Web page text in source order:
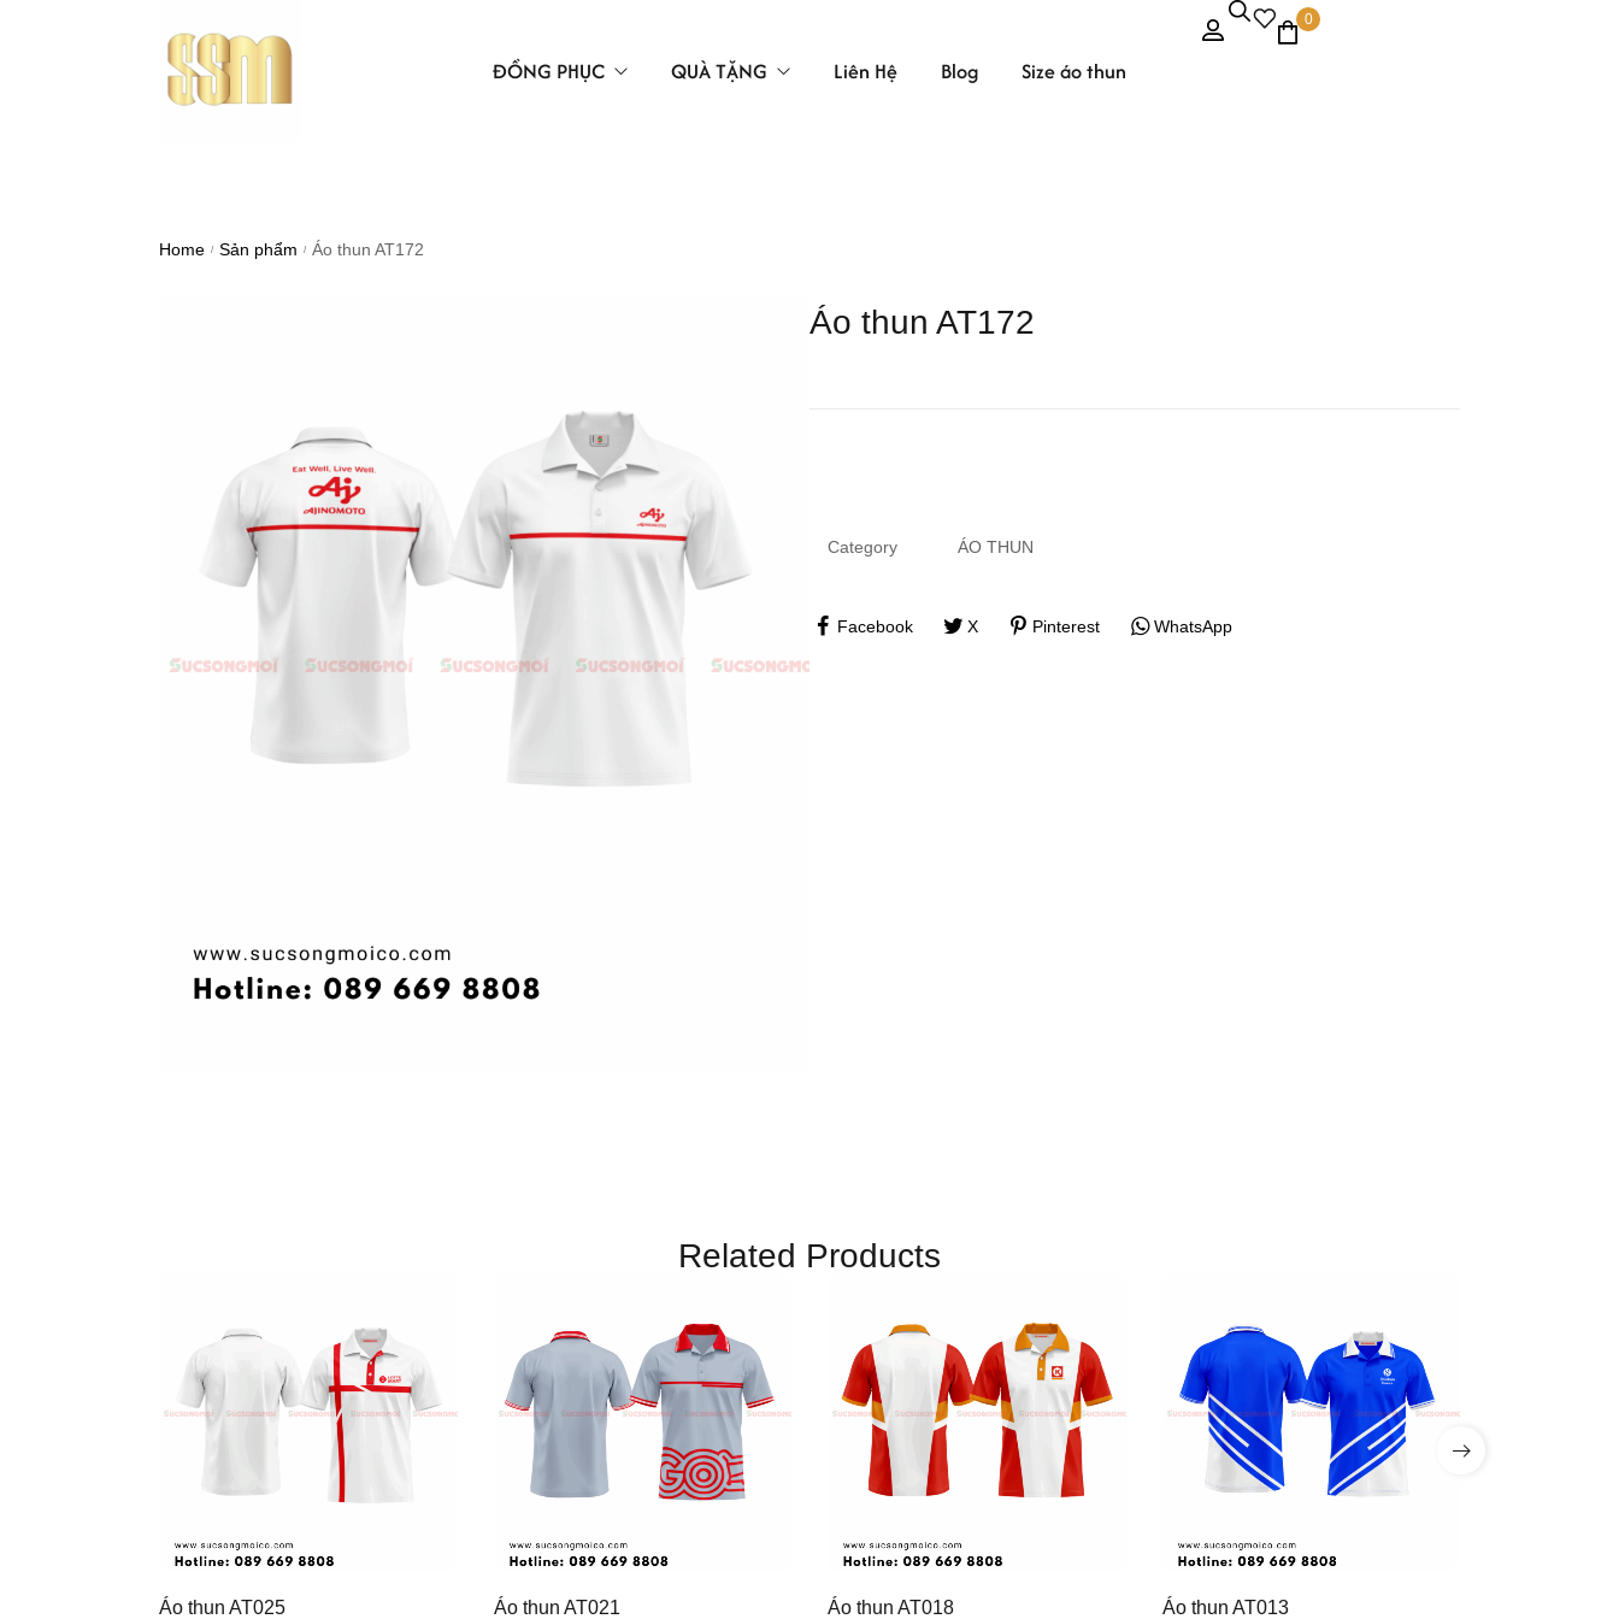
ĐỒNG PHỤC
ÁO, NÓN BẢO HỘ
QUÀ TẶNG Liên Hệ Blog Size áo thun
0
Home / Sản phẩm / Áo thun AT172
Áo thun AT172
Category ÁO THUN
Facebook X Pinterest WhatsApp
Related Products
Áo thun AT025 Áo thun AT021 Áo thun AT018 Áo thun AT013